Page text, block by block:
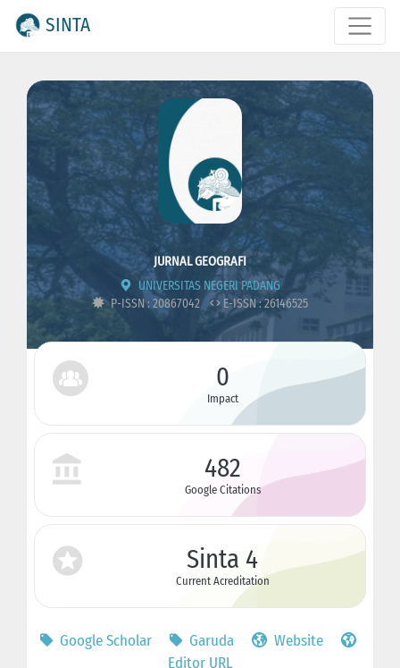
SINTA
JURNAL GEOGRAFI
UNIVERSITAS NEGERI PADANG
P-ISSN : 20867042
E-ISSN : 26146525
0
Impact
482
Google Citations
Sinta 4
Current Acreditation
Google Scholar Garuda
Website
Editor URL